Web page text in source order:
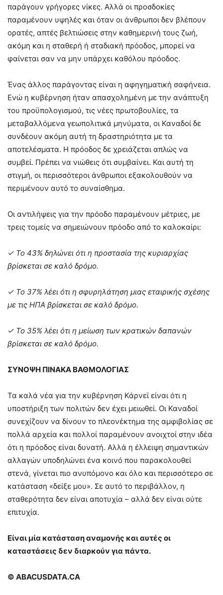
παράγουν γρήγορες νίκες. Αλλά οι προσδοκίες
παραμένουν υψηλές και όταν οι άνθρωποι δεν βλέπουν
ορατές, απτές βελτιώσεις στην καθημερινή τους ζωή,
ακόμη και η σταθερή ή σταδιακή πρόοδος, μπορεί να
φαίνεται σαν να μην υπάρχει καθόλου πρόοδος.
Ένας άλλος παράγοντας είναι η αφηγηματική σαφήνεια.
Ενώ η κυβέρνηση ήταν απασχολημένη με την ανάπτυξη
του προϋπολογισμού, τις νέες πρωτοβουλίες, τα
μεταβαλλόμενα γεωπολιτικά μηνύματα, οι Καναδοί δε
συνδέουν ακόμη αυτή τη δραστηριότητα με τα
αποτελέσματα. Η πρόοδος δε χρειάζεται απλώς να
συμβεί. Πρέπει να νιώθεις ότι συμβαίνει. Και αυτή τη
στιγμή, οι περισσότεροι άνθρωποι εξακολουθούν να
περιμένουν αυτό το συναίσθημα.
Οι αντιλήψεις για την πρόοδο παραμένουν μέτριες, με
τρεις τομείς να σημειώνουν πρόοδο από το καλοκαίρι:
✓ Το 43% δηλώνει ότι η προστασία της κυριαρχίας
βρίσκεται σε καλό δρόμο.
✓ Το 37% λέει ότι η σφυρηλάτηση μιας εταιρικής σχέσης
με τις ΗΠΑ βρίσκεται σε καλό δρόμο.
✓ Το 35% λέει ότι η μείωση των κρατικών δαπανών
βρίσκεται σε καλό δρόμο.
ΣΥΝΟΨΗ ΠΙΝΑΚΑ ΒΑΘΜΟΛΟΓΙΑΣ
Τα καλά νέα για την κυβέρνηση Κάρνεϊ είναι ότι η
υποστήριξη των πολιτών δεν έχει μειωθεί. Οι Καναδοί
συνεχίζουν να δίνουν το πλεονέκτημα της αμφιβολίας σε
πολλά αρχεία και πολλοί παραμένουν ανοιχτοί στην ιδέα
ότι η πρόοδος είναι δυνατή. Αλλά η έλλειψη σημαντικών
αλλαγών υποδηλώνει ένα κοινό που παρακολουθεί
στενά, γίνεται πιο ανυπόμονο και όλο και περισσότερο σε
κατάσταση «δείξε μου». Σε αυτό το περιβάλλον, η
σταθερότητα δεν είναι αποτυχία – αλλά δεν είναι ούτε
επιτυχία.
Είναι μία κατάσταση αναμονής και αυτές οι
καταστάσεις δεν διαρκούν για πάντα.
© ABACUSDATA.CA